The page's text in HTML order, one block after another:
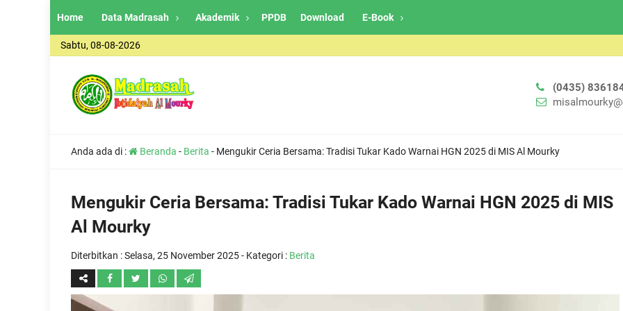
Home Data Madrasah Akademik PPDB Download E-Book
Sabtu, 08-08-2026
(0435)
Anda ada di : Beranda - Berita - Mengukir Ceria Bersama: Tradisi Tukar Kado Warnai HGN 2025 di MIS Al Mourky
Mengukir Ceria Bersama: Tradisi Tukar Kado Warnai HGN 2025 di MIS
Al Mourky
Diterbitkan :Selasa, 25 November 2025- Kategori : Berita